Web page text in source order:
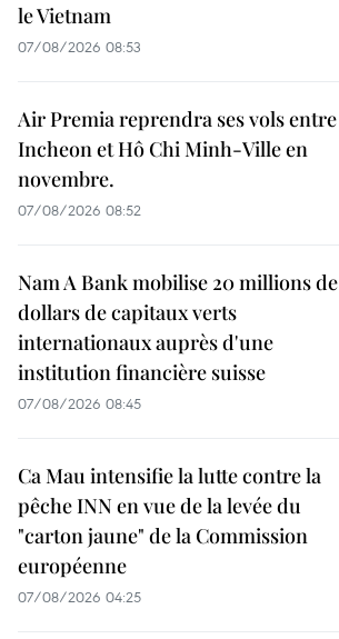
le Vietnam
07/08/2026 08:53
Air Premia reprendra ses vols entre
Incheon et Hô Chi Minh-Ville en
novembre.
07/08/2026 08:52
Nam A Bank mobilise 20 millions de
dollars de capitaux verts
internationaux auprès d'une
institution financière suisse
07/08/2026 08:45
Ca Mau intensifie la lutte contre la
pêche INN en vue de la levée du
"carton jaune" de la Commission
européenne
07/08/2026 04:25